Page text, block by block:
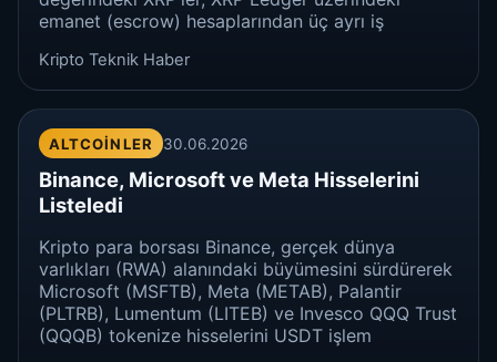
emanet (escrow) hesaplarından üç ayrı iş
Kripto Teknik Haber
ALTCOINLER 30.06.2026
Binance, Microsoft ve Meta Hisselerini
Listeledi
Kripto para borsası Binance, gerçek dünya
varlıkları (RWA) alanındaki büyümesini sürdürerek
Microsoft (MSFTB), Meta (METAB), Palantir
(PLTRB), Lumentum (LITEB) ve Invesco QQQ Trust
(QQQB) tokenize hisselerini USDT işlem